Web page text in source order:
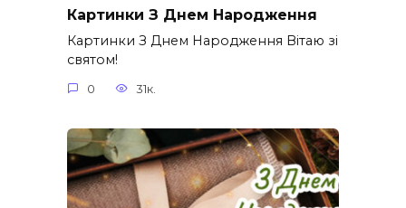
Картинки З Днем Народження
Картинки З Днем Народження Вітаю зі
святом!
0 31к.